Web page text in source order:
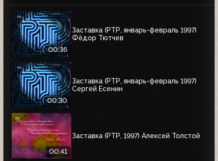
00:36
Заставка (РТР, январь-февраль 1997)
Фёдор Тютчев
00:30
Заставка (РТР, январь-февраль 1997)
Сергей Есенин
00:41
Заставка (РТР, 1997) Алексей Толстой